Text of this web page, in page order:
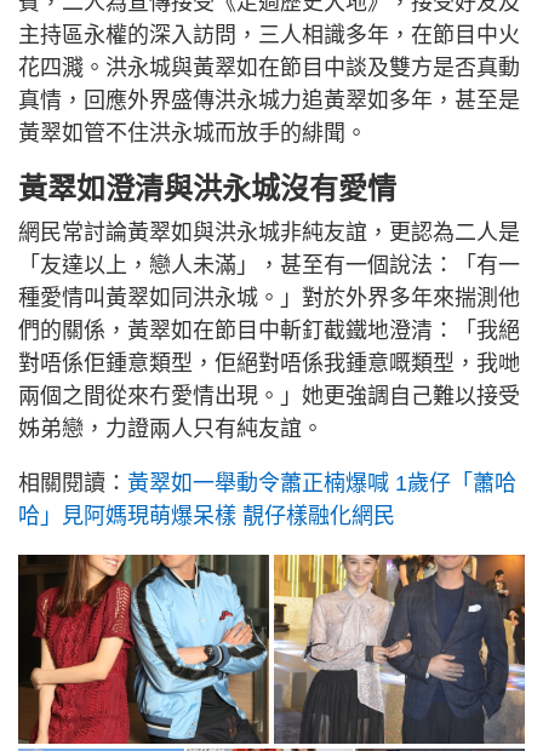
主持區永權的深入訪問，三人相識多年，在節目中火
花四濺。洪永城與黃翠如在節目中談及雙方是否真動
真情，回應外界盛傳洪永城力追黃翠如多年，甚至是
黃翠如管不住洪永城而放手的緋聞。
黃翠如澄清與洪永城沒有愛情
網民常討論黃翠如與洪永城非純友誼，更認為二人是
「友達以上，戀人未滿」，甚至有一個說法：「有一
種愛情叫黃翠如同洪永城。」對於外界多年來揣測他
們的關係，黃翠如在節目中斬釘截鐵地澄清：「我絕
對唔係佢鍾意類型，佢絕對唔係我鍾意嘅類型，我哋
兩個之間從來冇愛情出現。」她更強調自己難以接受
姊弟戀，力證兩人只有純友誼。
相關閱讀： 黃翠如一舉動令蕭正楠爆喊 1歲仔「蕭哈
哈」見阿媽現萌爆呆樣 靚仔樣融化網民